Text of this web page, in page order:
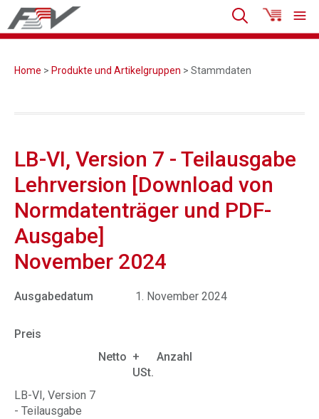
Home > Produkte und Artikelgruppen > Stammdaten
LB-VI, Version 7 - Teilausgabe
Lehrversion [Download von
Normdatenträger und PDF-
Ausgabe]
November 2024
Ausgabedatum 1. November 2024
Preis
Netto +
USt.
Anzahl
LB-VI, Version 7
- Teilausgabe